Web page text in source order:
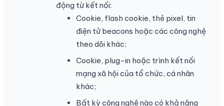
động từ kết nối:
Cookie, flash cookie, thẻ pixel, tin
điện tử beacons hoặc các công nghệ
theo dõi khác;
Cookie, plug-in hoặc trình kết nối
mạng xã hội của tổ chức, cá nhân
khác;
Bất kỳ công nghệ nào có khả năng